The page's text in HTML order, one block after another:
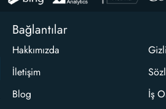
Bağlantılar
Hakkımızda
İletişim
Blog
İş